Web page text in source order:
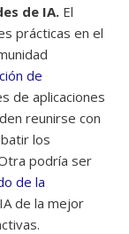
de IA. El
prácticas en el
de
de aplicaciones
reunirse con
los
podría ser
de la
de la mejor